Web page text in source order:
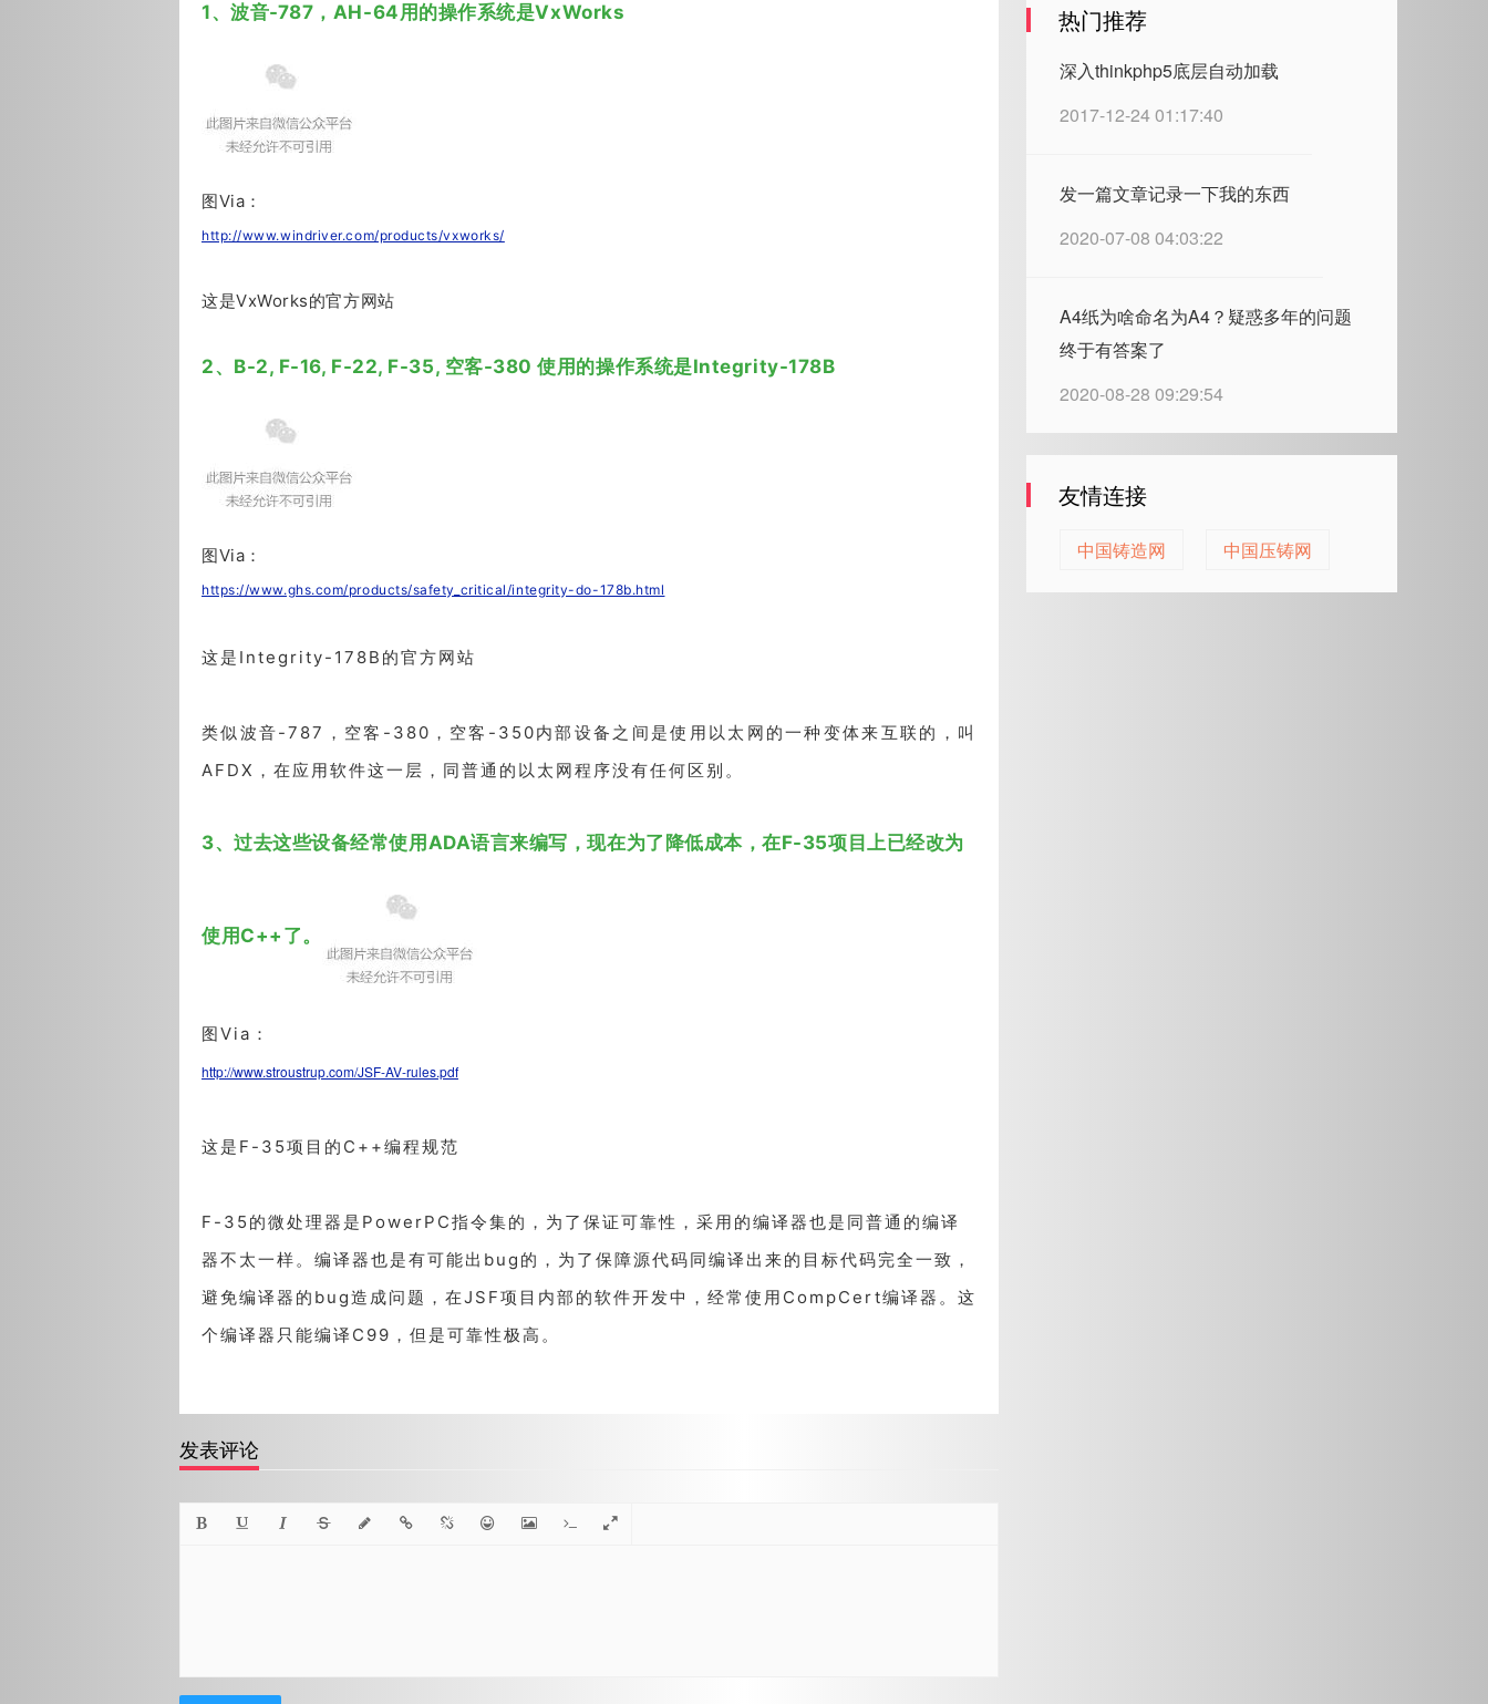
1、波音-787，AH-64用的操作系统是VxWorks
图Via：
http://www.windriver.com/products/vxworks/
这是VxWorks的官方网站
2、B-2, F-16, F-22, F-35, 空客-380 使用的操作系统是Integrity-178B
图Via：
https://www.ghs.com/products/safety_critical/integrity-do-178b.html
这是Integrity-178B的官方网站
类似波音-787，空客-380，空客-350内部设备之间是使用以太网的一种变体来互联的，叫
AFDX，在应用软件这一层，同普通的以太网程序没有任何区别。
3、过去这些设备经常使用ADA语言来编写，现在为了降低成本，在F-35项目上已经改为
使用C++了。
图Via：
http://www.stroustrup.com/JSF-AV-rules.pdf
这是F-35项目的C++编程规范
F-35的微处理器是PowerPC指令集的，为了保证可靠性，采用的编译器也是同普通的编译
器不太一样。编译器也是有可能出bug的，为了保障源代码同编译出来的目标代码完全一致，
避免编译器的bug造成问题，在JSF项目内部的软件开发中，经常使用CompCert编译器。这
个编译器只能编译C99，但是可靠性极高。
发表评论
热门推荐
深入thinkphp5底层自动加载
2017-12-24 01:17:40
发一篇文章记录一下我的东西
2020-07-08 04:03:22
A4纸为啥命名为A4？疑惑多年的问题
终于有答案了
2020-08-28 09:29:54
友情连接
中国铸造网 中国压铸网